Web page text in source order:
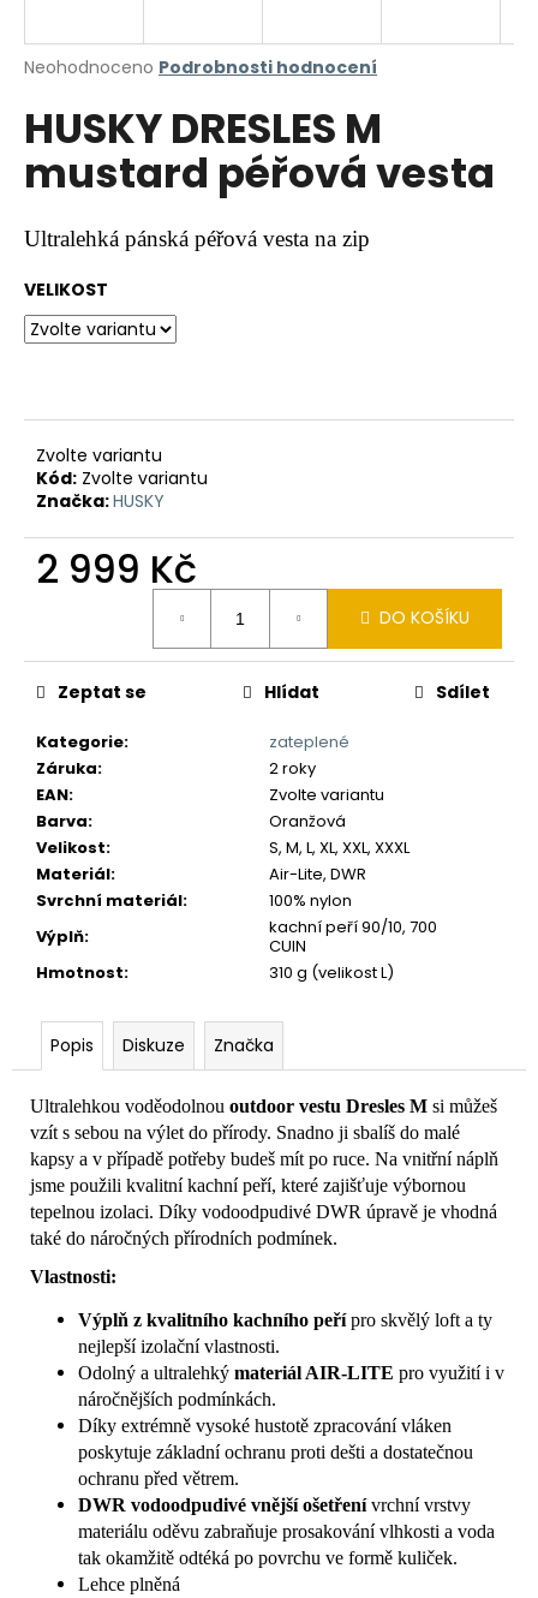
Průměrné
produktu
je
hvězdiček.
Neohodnoceno Podrobnosti hodnocení
HUSKY DRESLES M
mustard péřová vesta
Ultralehká pánská péřová vesta na zip
VELIKOST
Zvolte variantu
Kód: Zvolte variantu
Značka:HUSKY
2 999 Kč
DO KOŠÍKU
Kategorie:
zateplené
Záruka:
2 roky
EAN:
Zvolte variantu
Barva:
Oranžová
Velikost:
S, M, L, XL, XXL, XXXL
Materiál:
Air-Lite, DWR
Svrchní materiál:
100% nylon
Výplň:
kachní peří 90/10, 700
CUIN
Hmotnost: 310 g (velikost L)
Zeptat se Hlídat Sdílet
Popis Diskuze Značka
Ultralehkou voděodolnou outdoor vestu Dresles M si můžeš
vzít s sebou na výlet do přírody. Snadno ji sbalíš do malé
kapsy a v případě potřeby budeš mít po ruce. Na vnitřní náplň
jsme použili kvalitní kachní peří, které zajišťuje výbornou
tepelnou izolaci. Díky vodoodpudivé DWR úpravě je vhodná
také do náročných přírodních podmínek.
Vlastnosti:
Výplň z kvalitního kachního peřípro skvělý loft a ty
nejlepší izolační vlastnosti.
Odolný a ultralehký materiál AIR-LITE pro využití i v
náročnějších podmínkách.
Díky extrémně vysoké hustotě zpracování vláken
poskytuje základní ochranu proti dešti a dostatečnou
ochranu před větrem.
DWR vodoodpudivé vnější ošetřenívrchní vrstvy
materiálu oděvu zabraňuje prosakování vlhkosti a voda
tak okamžitě odtéká po povrchu ve formě kuliček.
Lehce plněná
j
t
?
o
u
č
u